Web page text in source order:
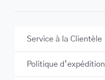
Service à la Clientèle
Politique d’expédition